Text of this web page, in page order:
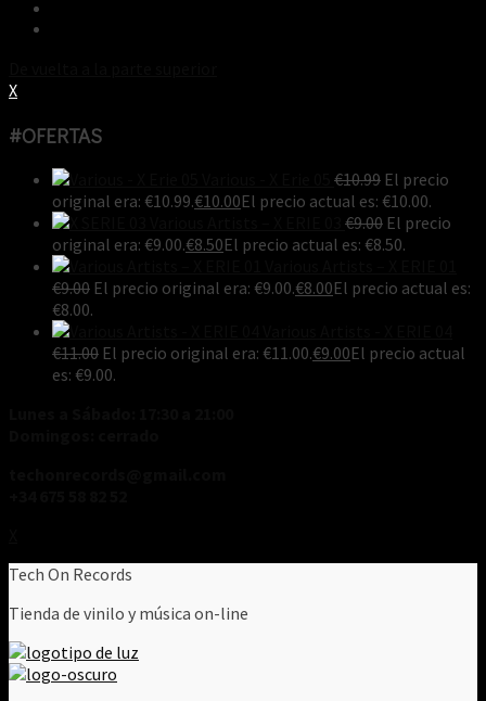
X
#OFERTAS
€10.99 El precio
original era: €10.99.€10.00El precio actual es: €10.00.
€9.00 El precio
original era: €9.00.€8.50El precio actual es: €8.50.
€9.00 El precio original era: €9.00.€8.00El precio actual es:
€8.00.
€11.00 El precio original era: €11.00.€9.00El precio actual
es: €9.00.
Tech On Records
Tienda de vinilo y música on-line